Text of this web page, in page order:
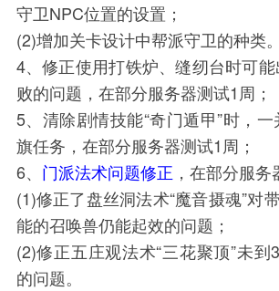
守卫NPC位置的设置；
(2)增加关卡设计中帮派守卫的种类。
4、修正使用打铁炉、缝纫台时可
败的问题，在部分服务器测试1周；
5、清除剧情技能“奇门遁甲”时，
旗任务，在部分服务器测试1周；
6、 门派法术问题修正 ，在部分服务
(1)修正了盘丝洞法术“魔音摄魂”对
能的召唤兽仍能起效的问题；
(2)修正五庄观法术“三花聚顶”未到
的问题。